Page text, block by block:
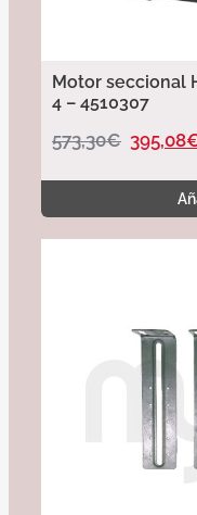
Motor seccional
4 – 4510307
573,30€ 395,08